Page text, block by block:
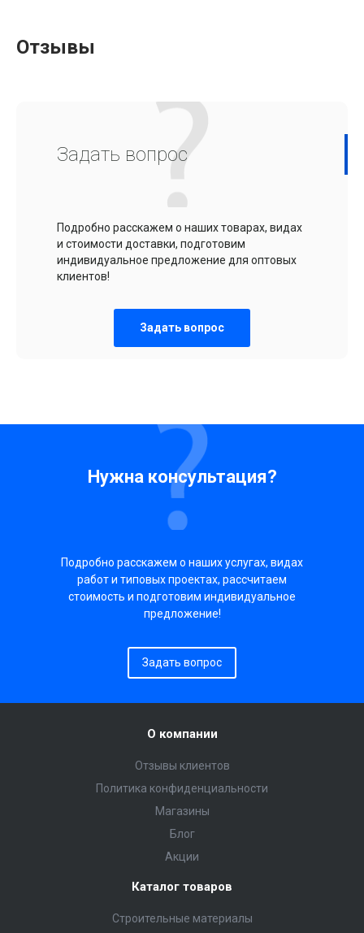
Отзывы
Задать вопрос
Подробно расскажем о наших товарах, видах
и стоимости доставки, подготовим
индивидуальное предложение для оптовых
клиентов!
Задать вопрос
Нужна консультация?
Подробно расскажем о наших услугах, видах
работ и типовых проектах, рассчитаем
стоимость и подготовим индивидуальное
предложение!
Задать вопрос
О компании
Отзывы клиентов
Политика конфиденциальности
Магазины
Блог
Акции
Каталог товаров
Строительные материалы